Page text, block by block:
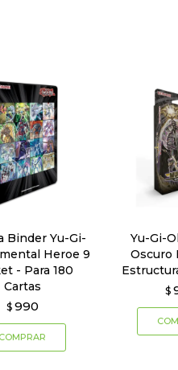
Binder Yu-Gi-
Heroe 9
- Para 180
Cartas
$ 990
Yu-Gi-
Oscuro
$